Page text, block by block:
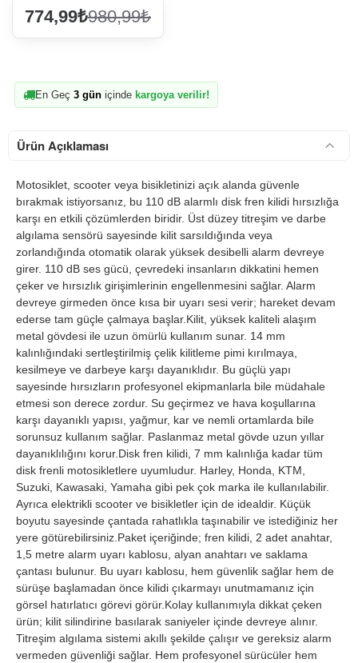
774,99₺980,99₺
En Geç 3 gün içinde kargoya verilir!
Ürün Açıklaması
Motosiklet, scooter veya bisikletinizi açık alanda güvenle
bırakmak istiyorsanız, bu 110 dB alarmlı disk fren kilidi hırsızlığa
karşı en etkili çözümlerden biridir. Üst düzey titreşim ve darbe
algılama sensörü sayesinde kilit sarsıldığında veya
zorlandığında otomatik olarak yüksek desibelli alarm devreye
girer. 110 dB ses gücü, çevredeki insanların dikkatini hemen
çeker ve hırsızlık girişimlerinin engellenmesini sağlar. Alarm
devreye girmeden önce kısa bir uyarı sesi verir; hareket devam
ederse tam güçle çalmaya başlar.Kilit, yüksek kaliteli alaşım
metal gövdesi ile uzun ömürlü kullanım sunar. 14 mm
kalınlığındaki sertleştirilmiş çelik kilitleme pimi kırılmaya,
kesilmeye ve darbeye karşı dayanıklıdır. Bu güçlü yapı
sayesinde hırsızların profesyonel ekipmanlarla bile müdahale
etmesi son derece zordur. Su geçirmez ve hava koşullarına
karşı dayanıklı yapısı, yağmur, kar ve nemli ortamlarda bile
sorunsuz kullanım sağlar. Paslanmaz metal gövde uzun yıllar
dayanıklılığını korur.Disk fren kilidi, 7 mm kalınlığa kadar tüm
disk frenli motosikletlere uyumludur. Harley, Honda, KTM,
Suzuki, Kawasaki, Yamaha gibi pek çok marka ile kullanılabilir.
Ayrıca elektrikli scooter ve bisikletler için de idealdir. Küçük
boyutu sayesinde çantada rahatlıkla taşınabilir ve istediğiniz her
yere götürebilirsiniz.Paket içeriğinde; fren kilidi, 2 adet anahtar,
1,5 metre alarm uyarı kablosu, alyan anahtarı ve saklama
çantası bulunur. Bu uyarı kablosu, hem güvenlik sağlar hem de
sürüşe başlamadan önce kilidi çıkarmayı unutmamanız için
görsel hatırlatıcı görevi görür.Kolay kullanımıyla dikkat çeken
ürün; kilit silindirine basılarak saniyeler içinde devreye alınır.
Titreşim algılama sistemi akıllı şekilde çalışır ve gereksiz alarm
vermeden güvenliği sağlar. Hem profesyonel sürücüler hem